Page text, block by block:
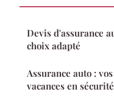
Devis d'assurance
choix adapté
Assurance auto :
vacances en sécurité